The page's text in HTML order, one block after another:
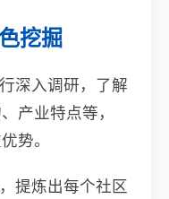
挖掘
深入调研，了解
产业特点等，
势。
提炼出每个社区